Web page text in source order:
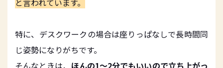
特に、デスクワークの場合は座りっぱなしで長時間同
じ姿勢になりがちです。
そんなときは、 ほんの1〜2分でもいいので立ち上がっ